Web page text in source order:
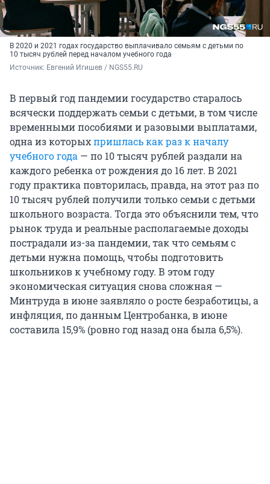
В 2020 и 2021 годах государство выплачивало семьям с детьми по
10 тысяч рублей перед началом учебного года
Источник: Евгений Игишев / NGS55.RU
В первый год пандемии государство старалось
всячески поддержать семьи с детьми, в том числе
временными пособиями и разовыми выплатами,
одна из которыхпришлась как раз к началу
учебного года — по 10 тысяч рублей раздали на
каждого ребенка от рождения до 16 лет. В 2021
году практика повторилась, правда, на этот раз по
10 тысяч рублей получили только семьи с детьми
школьного возраста. Тогда это объяснили тем, что
рынок труда и реальные располагаемые доходы
пострадали из-за пандемии, так что семьям с
детьми нужна помощь, чтобы подготовить
школьников к учебному году. В этом году
экономическая ситуация снова сложная —
Минтруда в июне заявляло о росте безработицы, а
инфляция, по данным Центробанка, в июне
составила 15,9% (ровно год назад она была 6,5%).